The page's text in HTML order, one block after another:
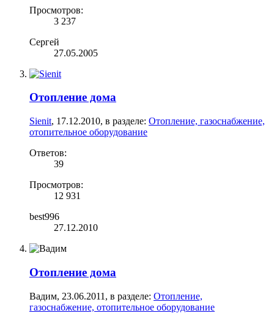
Просмотров:
3 237
Сергей
27.05.2005
Отопление дома
Sienit, 17.12.2010, в разделе: Отопление, газоснабжение,
отопительное оборудование
Ответов:
39
Просмотров:
12 931
best996
27.12.2010
Отопление дома
Вадим, 23.06.2011 , в разделе: Отопление,
газоснабжение, отопительное оборудование